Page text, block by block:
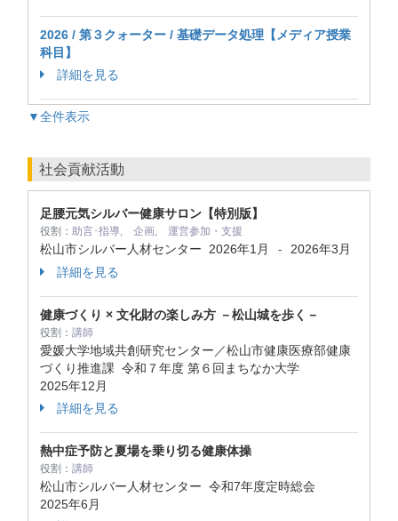
2026 / 第３クォーター / 基礎データ処理【メディア授業
科目】
詳細を見る
▼全件表示
社会貢献活動
足腰元気シルバー健康サロン【特別版】
役割： 助言･指導, 企画, 運営参加・支援
松山市シルバー人材センター 2026年1月 -
2026年3月
詳細を見る
健康づくり × 文化財の楽しみ方 －松山城を歩く－
役割： 講師
愛媛大学地域共創研究センター／松山市健康医療部健康
づくり推進課 令和７年度 第６回まちなか大学
2025年12月
詳細を見る
熱中症予防と夏場を乗り切る健康体操
役割： 講師
松山市シルバー人材センター 令和7年度定時総会
2025年6月